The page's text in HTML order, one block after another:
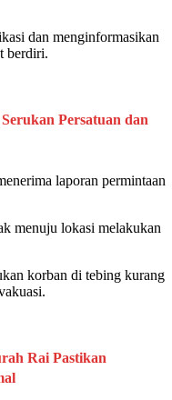
dan menginformasikan
berdiri.
Persatuan dan
laporan permintaan
menuju lokasi melakukan
korban di tebing kurang
.
Rai Pastikan